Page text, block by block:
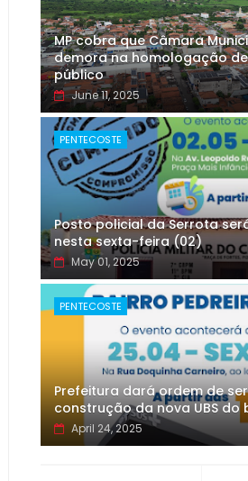
MP cobra que Câmara
demora na homologação
público
June 11, 2025
PENTECOSTE
Posto policial da Serrota
nesta sexta-feira (02)
May 01, 2025
PENTECOSTE
Prefeitura dará ordem de
construção da nova UBS do
April 24, 2025